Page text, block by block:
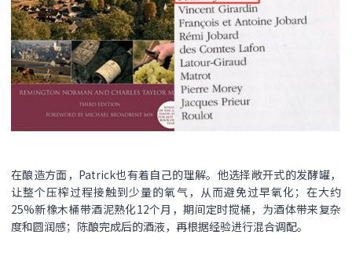
在酿造方面，Patrick也有着自己的理解。他选择敞开式的发酵罐，
让整个压榨过程接触到少量的氧气，从而避免过早氧化；在大约
25%新橡木桶带酒泥熟化12个月，期间定时搅桶，为酒体带来复杂
度和圆润感；陈酿完成后的酒液，再根据经验进行混合调配。